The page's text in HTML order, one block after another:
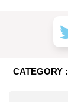
CATEGORY :